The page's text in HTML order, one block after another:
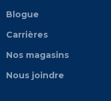
Blogue
Carrières
Nos magasins
Nous joindre